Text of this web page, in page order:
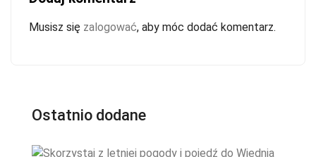
Musisz się zalogować, aby móc dodać komentarz.
Ostatnio dodane